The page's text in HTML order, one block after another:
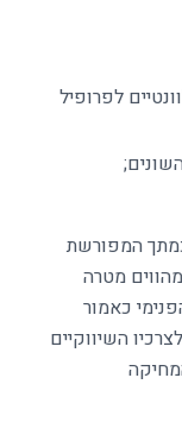
לפרופיל
המפורשת
האינטרס הלגיטימי של החברה לפי חוק הגנת הפרטיות, התשמ"א-1981, ומהווים מטרה
כאמור
השיווקיים